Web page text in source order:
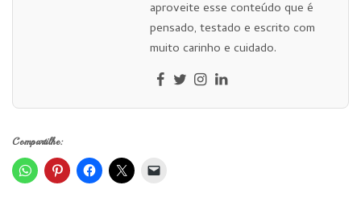
aproveite esse conteúdo que é
pensado, testado e escrito com
muito carinho e cuidado.
Compartilhe: